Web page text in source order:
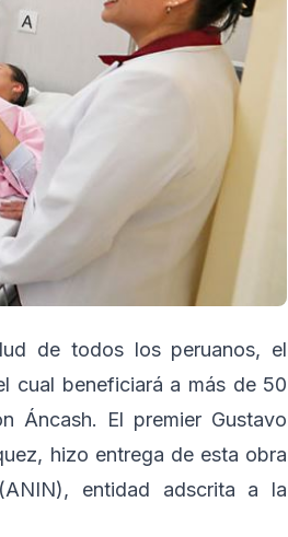
de todos los peruanos, el
cual beneficiará a más de 50
Áncash. El premier Gustavo
hizo entrega de esta obra
entidad adscrita a la